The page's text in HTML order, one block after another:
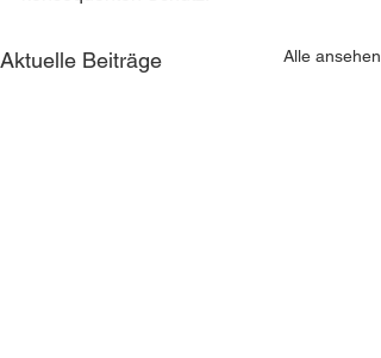
Aktuelle Beiträge Alle ansehen